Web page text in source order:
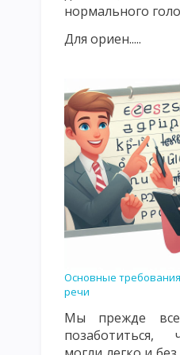
ПРЕПОДАВАНИЯ И
УЧЕБНЫЙ ПЛАН, УЧЕБНАЯ
ОБЩАЯ ДИДАКТИКА И ЕЕ
МОДЕЛЬ
СТИМУЛИРУЮЩЕЕ-
ОЦЕНОЧНОСТНО-
СУЩНОСТЬ
ВОСПИТАТЕЛЬНАЯ И
СОВРЕМЕННЫЕ
РАЗВЕТВЛЕННОЕ И
нормального
Для ориен.....
Основные
речи
Мы прежде